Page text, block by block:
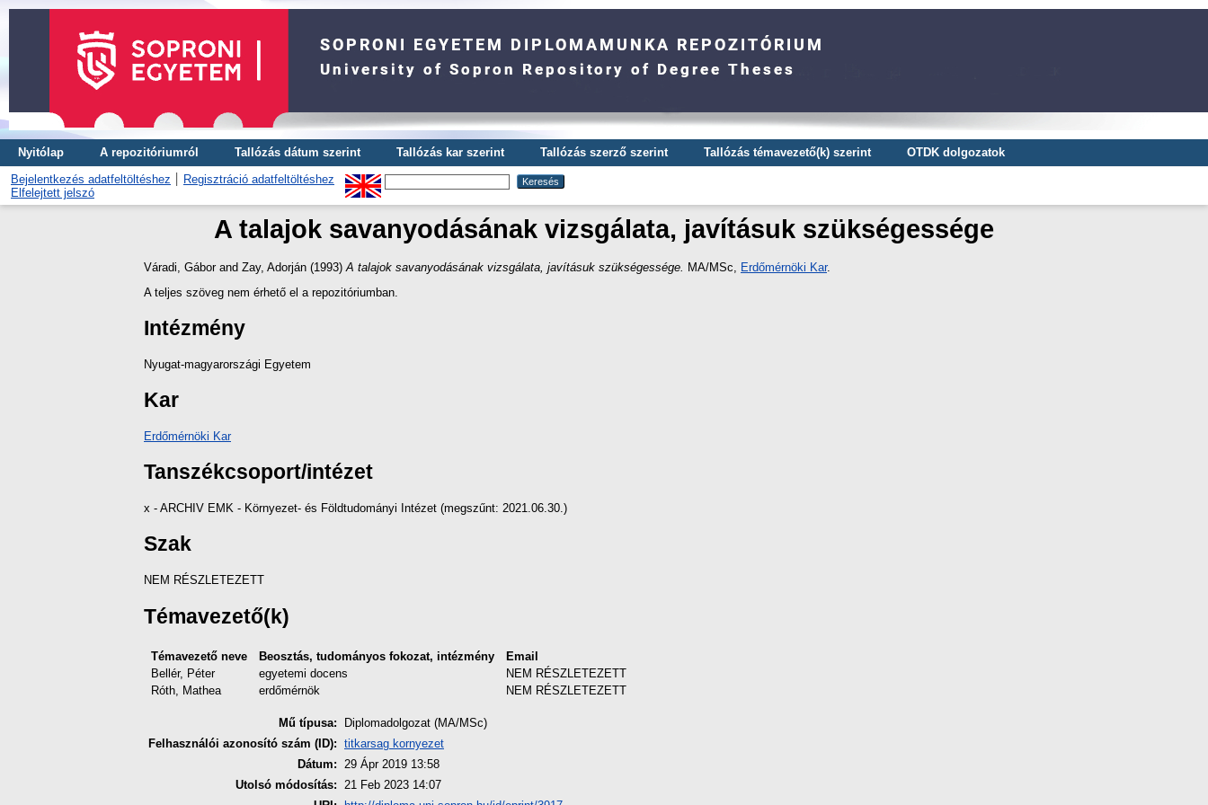
Nyitólap A repozitóriumról Tallózás dátum szerint Tallózás kar szerint Tallózás szerző szerint Tallózás témavezető(k) szerint
OTDK dolgozatok
Bejelentkezés adatfeltöltéshez
Regisztráció adatfeltöltéshez
Elfelejtett jelszó
A talajok savanyodásának vizsgálata, javításuk szükségessége
Váradi, Gáborand Zay, Adorján (1993) A talajok savanyodásának vizsgálata, javításuk szükségessége. MA/MSc, Erdőmérnöki Kar.
A teljes szöveg nem érhető el a repozitóriumban.
Intézmény
Nyugat-magyarországi Egyetem
Kar
Erdőmérnöki Kar
Tanszékcsoport/intézet
x - ARCHIV EMK - Környezet- és Földtudományi Intézet (megszűnt: 2021.06.30.)
Szak
NEM RÉSZLETEZETT
Témavezető(k)
Témavezető neve Beosztás, tudományos fokozat, intézmény
Email
Bellér, Péter
egyetemi docens
NEM RÉSZLETEZETT
Róth, Mathea
erdőmérnök NEM RÉSZLETEZETT
Mű típusa:
Diplomadolgozat (MA/MSc)
Felhasználói azonosító szám (ID): titkarsag kornyezet
Dátum: 29 Ápr 2019 13:58
Utolsó módosítás: 21 Feb 2023 14:07